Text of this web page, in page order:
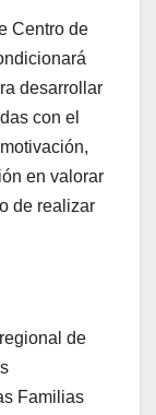
Centro de
desarrollar
con el
en valorar
de realizar
de
Familias